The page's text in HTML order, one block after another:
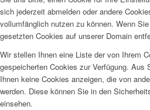
sich jederzeit abmelden oder andere
vollumfänglich nutzen zu können. Wenn
gesetzten Cookies auf unserer Domain
Wir stellen Ihnen eine Liste der von Ihrem
gespeicherten Cookies zur Verfügung. Aus
Ihnen keine Cookies anzeigen, die von
werden. Diese können Sie in den
einsehen.